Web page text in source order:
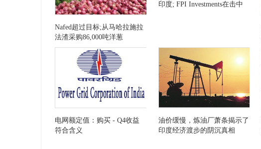
Nafed超过目标;从马哈拉施拉
法渣采购86,000吨洋葱
印度; FPI Investments在击中
电网额定值：购买 - Q4收益
符合含义
油价缓慢，炼油厂萧条揭示了
印度经济渡步的阴沉真相